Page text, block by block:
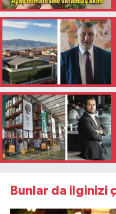
Bunlar da ilginizi